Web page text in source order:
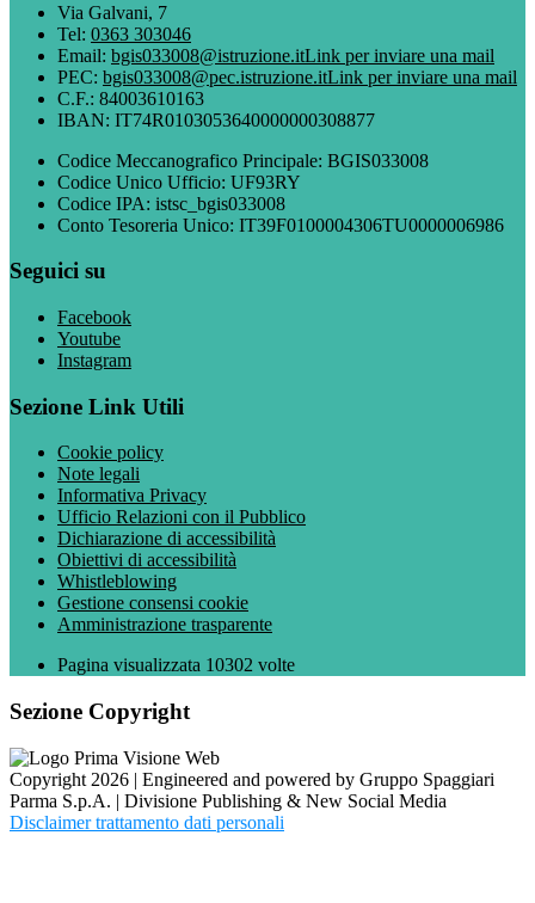
Via Galvani, 7
Tel: 0363 303046
Email: bgis033008@istruzione.itLink per inviare una mail
PEC: bgis033008@pec.istruzione.itLink per inviare una mail
C.F.: 84003610163
IBAN: IT74R0103053640000000308877
Codice Meccanografico Principale: BGIS033008
Codice Unico Ufficio: UF93RY
Codice IPA: istsc_bgis033008
Conto Tesoreria Unico: IT39F0100004306TU0000006986
Seguici su
Facebook
Youtube
Instagram
Sezione Link Utili
Cookie policy
Note legali
Informativa Privacy
Ufficio Relazioni con il Pubblico
Dichiarazione di accessibilità
Obiettivi di accessibilità
Whistleblowing
Gestione consensi cookie
Amministrazione trasparente
Pagina visualizzata 10302 volte
Sezione Copyright
Copyright 2026 | Engineered and powered by Gruppo Spaggiari
Parma S.p.A. | Divisione Publishing & New Social Media
Disclaimer trattamento dati personali